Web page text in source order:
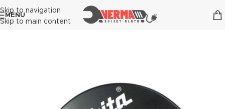
Skip to navigation
Skip to main content
MENU